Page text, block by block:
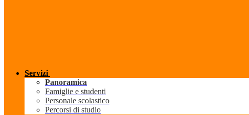
Servizi
Panoramica
Famiglie e studenti
Personale scolastico
Percorsi di studio